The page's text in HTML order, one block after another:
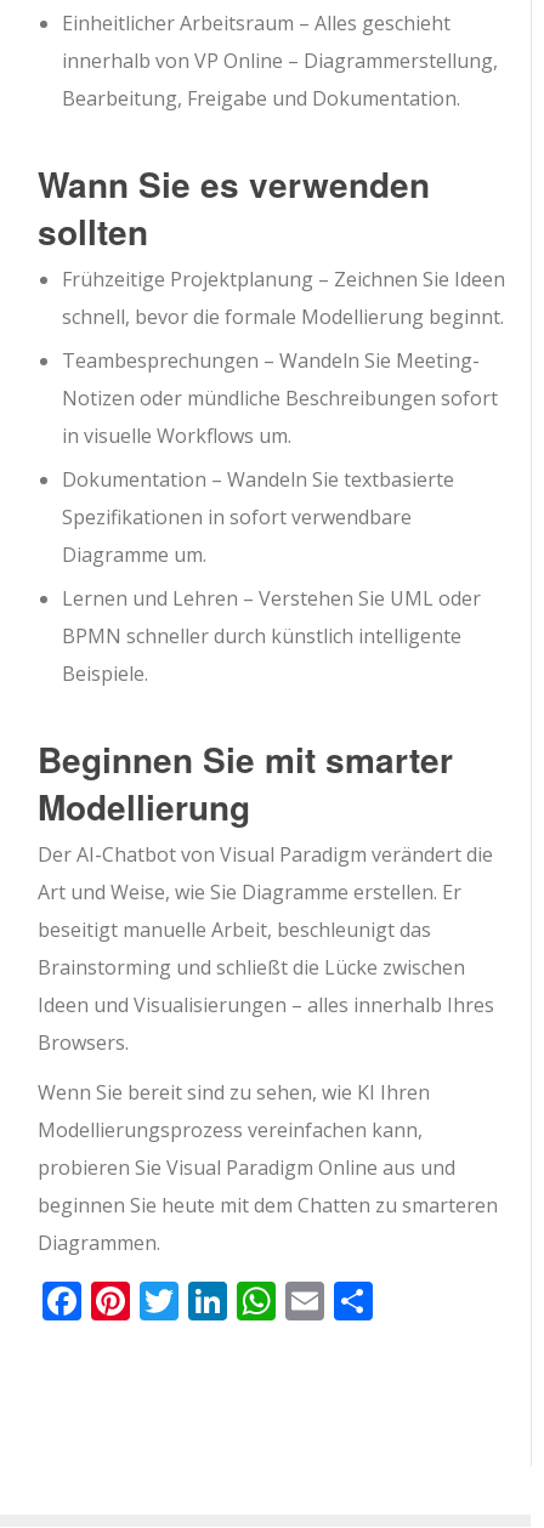
Einheitlicher Arbeitsraum – Alles geschieht
innerhalb von VP Online – Diagrammerstellung,
Bearbeitung, Freigabe und Dokumentation.
Wann Sie es verwenden
sollten
Frühzeitige Projektplanung – Zeichnen Sie Ideen
schnell, bevor die formale Modellierung beginnt.
Teambesprechungen – Wandeln Sie Meeting-
Notizen oder mündliche Beschreibungen sofort
in visuelle Workflows um.
Dokumentation – Wandeln Sie textbasierte
Spezifikationen in sofort verwendbare
Diagramme um.
Lernen und Lehren – Verstehen Sie UML oder
BPMN schneller durch künstlich intelligente
Beispiele.
Beginnen Sie mit smarter
Modellierung
Der AI-Chatbot von Visual Paradigm verändert die
Art und Weise, wie Sie Diagramme erstellen. Er
beseitigt manuelle Arbeit, beschleunigt das
Brainstorming und schließt die Lücke zwischen
Ideen und Visualisierungen – alles innerhalb Ihres
Browsers.
Wenn Sie bereit sind zu sehen, wie KI Ihren
Modellierungsprozess vereinfachen kann,
probieren Sie Visual Paradigm Online aus und
beginnen Sie heute mit dem Chatten zu smarteren
Diagrammen.
Facebook
Pinterest
Twitter
LinkedIn
WhatsApp
Email